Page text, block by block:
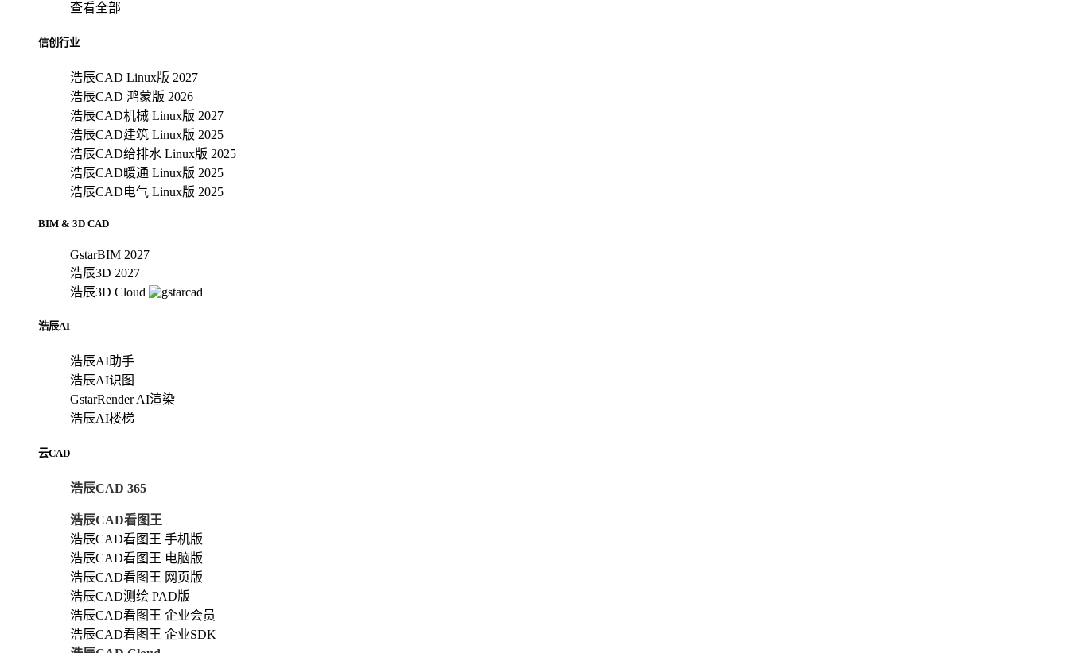
查看全部
信创行业
浩辰CAD Linux版 2027
浩辰CAD 鸿蒙版 2026
浩辰CAD机械 Linux版 2027
浩辰CAD建筑 Linux版 2025
浩辰CAD给排水 Linux版 2025
浩辰CAD暖通 Linux版 2025
浩辰CAD电气 Linux版 2025
BIM & 3D CAD
GstarBIM 2027
浩辰3D 2027
浩辰3D Cloud
浩辰AI
浩辰AI助手
浩辰AI识图
GstarRender AI渲染
浩辰AI楼梯
云CAD
浩辰CAD 365
浩辰CAD看图王
浩辰CAD看图王 手机版
浩辰CAD看图王 电脑版
浩辰CAD看图王 网页版
浩辰CAD测绘 PAD版
浩辰CAD看图王 企业会员
浩辰CAD看图王 企业SDK